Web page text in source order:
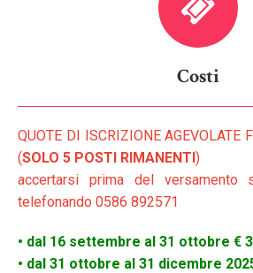
Costi
QUOTE DI ISCRIZIONE
(SOLO 5 POSTI RIMANENTI)
accertarsi prima del versamento
telefonando 0586 892571
• dal 16 settembre al 31 ottobre €
• dal 31 ottobre al 31 dicembre